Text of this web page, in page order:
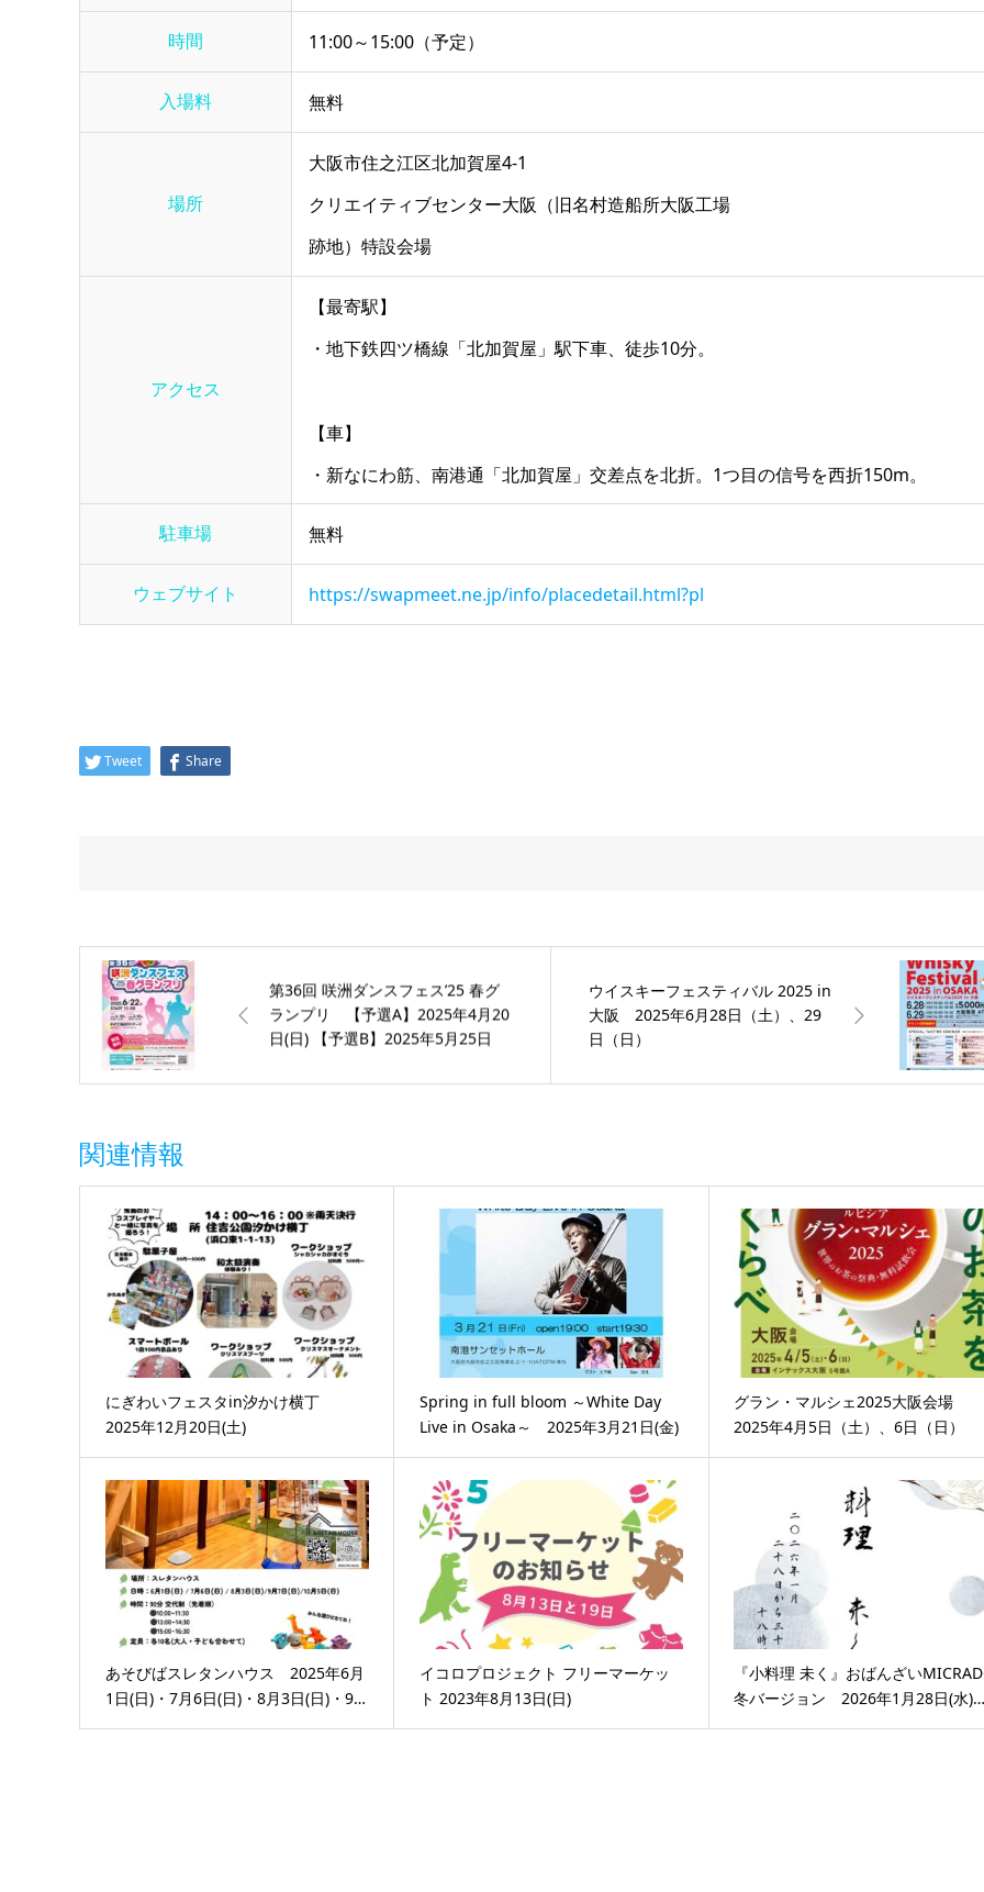
時間 11:00～15:00（予定）
入場料 無料
場所
大阪市住之江区北加賀屋4-1
クリエイティブセンター大阪（旧名村造船所大阪工場
跡地）特設会場
アクセス
【最寄駅】
・地下鉄四ツ橋線「北加賀屋」駅下車、徒歩10分。
【車】
・新なにわ筋、南港通「北加賀屋」交差点を北折。1つ目の信号を西折150m。
駐車場 無料
ウェブサイト https://swapmeet.ne.jp/info/placedetail.html?pl
Tweet Share
第36回 咲洲ダンスフェス’25 春グ
ランプリ 【予選A】2025年4月20
日(日) 【予選B】2025年5月25日
ウイスキーフェスティバル 2025 in
大阪 2025年6月28日（土）、29
日（日）
関連情報
にぎわいフェスタin汐かけ横丁
2025年12月20日(土)
Spring in full bloom ～White Day
Live in Osaka～ 2025年3月21日(金)
グラン・マルシェ2025大阪会場
2025年4月5日（土）、6日（日）
あそびばスレタンハウス 2025年6月
1日(日)・7月6日(日)・8月3日(日)・9…
イコロプロジェクト フリーマーケッ
ト 2023年8月13日(日)
『小料理 未く』おばんざい
冬バージョン 2026年1月28日(水